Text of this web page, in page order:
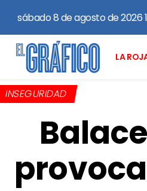
sábado 8 de agosto de 2026
LA
INSEGURIDAD